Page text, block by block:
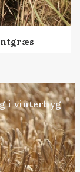
i vinterbyg